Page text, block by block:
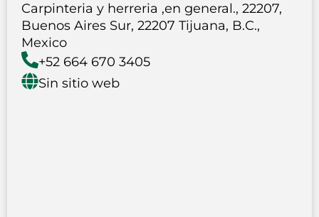
Carpinteria y herreria ,en general., 22207,
Buenos Aires Sur, 22207 Tijuana, B.C.,
Mexico
+52 664 670 3405
Sin sitio web